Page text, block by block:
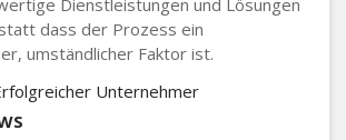
dass der Prozess ein
umständlicher Faktor ist.
Unternehmer